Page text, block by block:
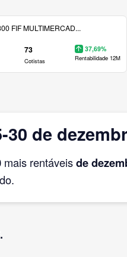
FIF MULTIMERCAD...
73
Cotistas
37,69%
Rentabilidade 12M
de
mais rentáveisde